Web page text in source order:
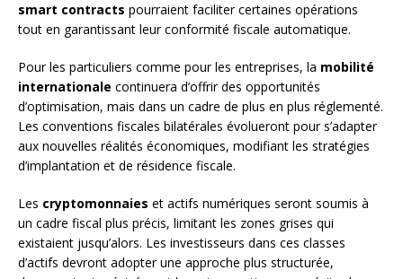
smart contracts pourraient faciliter certaines opérations
tout en garantissant leur conformité fiscale automatique.
Pour les particuliers comme pour les entreprises, la mobilité
internationale continuera d’offrir des opportunités
d’optimisation, mais dans un cadre de plus en plus réglementé.
Les conventions fiscales bilatérales évolueront pour s’adapter
aux nouvelles réalités économiques, modifiant les stratégies
d’implantation et de résidence fiscale.
Les cryptomonnaies et actifs numériques seront soumis à
un cadre fiscal plus précis, limitant les zones grises qui
existaient jusqu’alors. Les investisseurs dans ces classes
d’actifs devront adopter une approche plus structurée,